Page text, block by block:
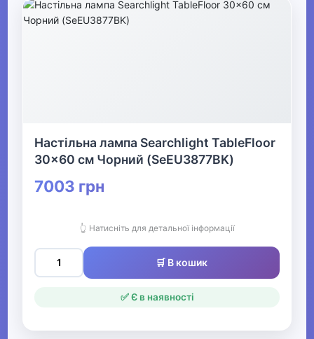
Настільна лампа Searchlight TableFloor
30x60 см Чорний (SeEU3877BK)
7003 грн
👆 Натисніть для детальної інформації
🛒 В кошик
✅ Є в наявності